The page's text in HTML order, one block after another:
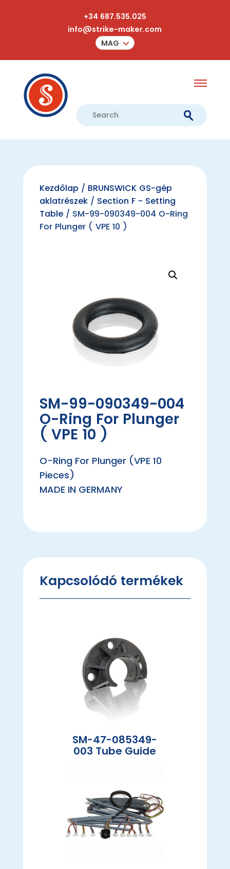
+34 687.535.025
info@strike-maker.com
MAG
Kezdőlap / BRUNSWICK GS-gép
aklatrészek/ Section F - Setting
Table/ SM-99-090349-004 O-Ring
For Plunger ( VPE 10 )
SM-99-090349-004
O-Ring For Plunger
( VPE 10 )
O-Ring For Plunger (VPE 10
Pieces)
MADE IN GERMANY
Kapcsolódó termékek
SM-47-085349-
003 Tube Guide